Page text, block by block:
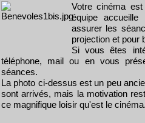
Votre cinéma
équipe
assurer les
projection et pour
Si vous êtes
téléphone, mail ou en vous
séances.
La photo ci-dessus est un peu
sont arrivés, mais la motivation
ce magnifique loisir qu'est le